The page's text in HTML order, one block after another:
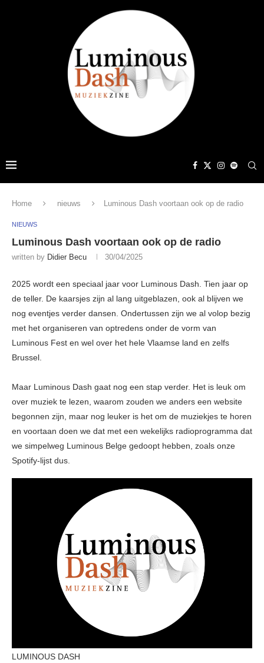
Home nieuws Luminous Dash voortaan ook op de radio
NIEUWS
Luminous Dash voortaan ook op de radio
written by Didier Becu 30/04/2025
2025 wordt een speciaal jaar voor Luminous Dash. Tien jaar op
de teller. De kaarsjes zijn al lang uitgeblazen, ook al blijven we
nog eventjes verder dansen. Ondertussen zijn we al volop bezig
met het organiseren van optredens onder de vorm van
Luminous Fest en wel over het hele Vlaamse land en zelfs
Brussel.
Maar Luminous Dash gaat nog een stap verder. Het is leuk om
over muziek te lezen, waarom zouden we anders een website
begonnen zijn, maar nog leuker is het om de muziekjes te horen
en voortaan doen we dat met een wekelijks radioprogramma dat
we simpelweg Luminous Belge gedoopt hebben, zoals onze
Spotify-lijst dus.
LUMINOUS DASH